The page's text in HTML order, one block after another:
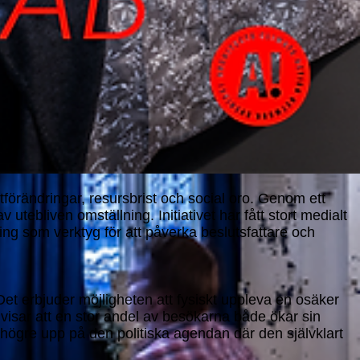
resursbrist och social oro. Genom ett
utebliven omställning. Initiativet har fått stort medialt
som verktyg för att påverka beslutsfattare och
erbjuder möjligheten att fysiskt uppleva en osäker
att en stor andel av besökarna både ökar sin
upp på den politiska agendan där den självklart